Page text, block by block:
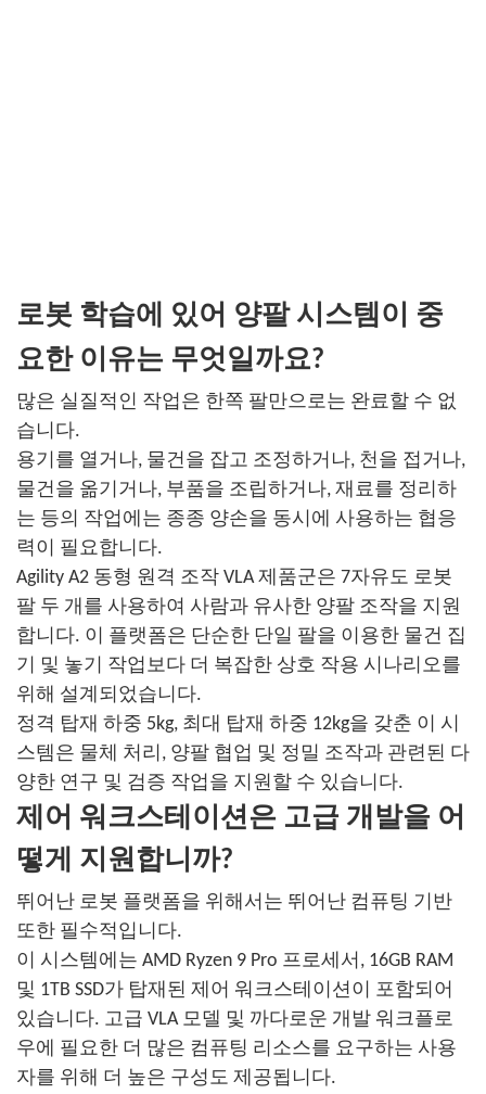
로봇 학습에 있어 양팔 시스템이 중
요한 이유는 무엇일까요?
많은 실질적인 작업은 한쪽 팔만으로는 완료할 수 없
습니다.
용기를 열거나, 물건을 잡고 조정하거나, 천을 접거나,
물건을 옮기거나, 부품을 조립하거나, 재료를 정리하
는 등의 작업에는 종종 양손을 동시에 사용하는 협응
력이 필요합니다.
Agility A2 동형 원격 조작 VLA 제품군은 7자유도 로봇
팔 두 개를 사용하여 사람과 유사한 양팔 조작을 지원
합니다. 이 플랫폼은 단순한 단일 팔을 이용한 물건 집
기 및 놓기 작업보다 더 복잡한 상호 작용 시나리오를
위해 설계되었습니다.
정격 탑재 하중 5kg, 최대 탑재 하중 12kg을 갖춘 이 시
스템은 물체 처리, 양팔 협업 및 정밀 조작과 관련된 다
양한 연구 및 검증 작업을 지원할 수 있습니다.
제어 워크스테이션은 고급 개발을 어
떻게 지원합니까?
뛰어난 로봇 플랫폼을 위해서는 뛰어난 컴퓨팅 기반
또한 필수적입니다.
이 시스템에는 AMD Ryzen 9 Pro 프로세서, 16GB RAM
및 1TB SSD가 탑재된 제어 워크스테이션이 포함되어
있습니다. 고급 VLA 모델 및 까다로운 개발 워크플로
우에 필요한 더 많은 컴퓨팅 리소스를 요구하는 사용
자를 위해 더 높은 구성도 제공됩니다.